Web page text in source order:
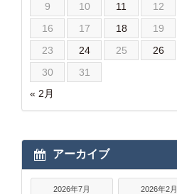
« 2月
9
10 11 12
16
17 18 19
23
24 25 26
30
31
アーカイブ
2026年7月 2026年2月